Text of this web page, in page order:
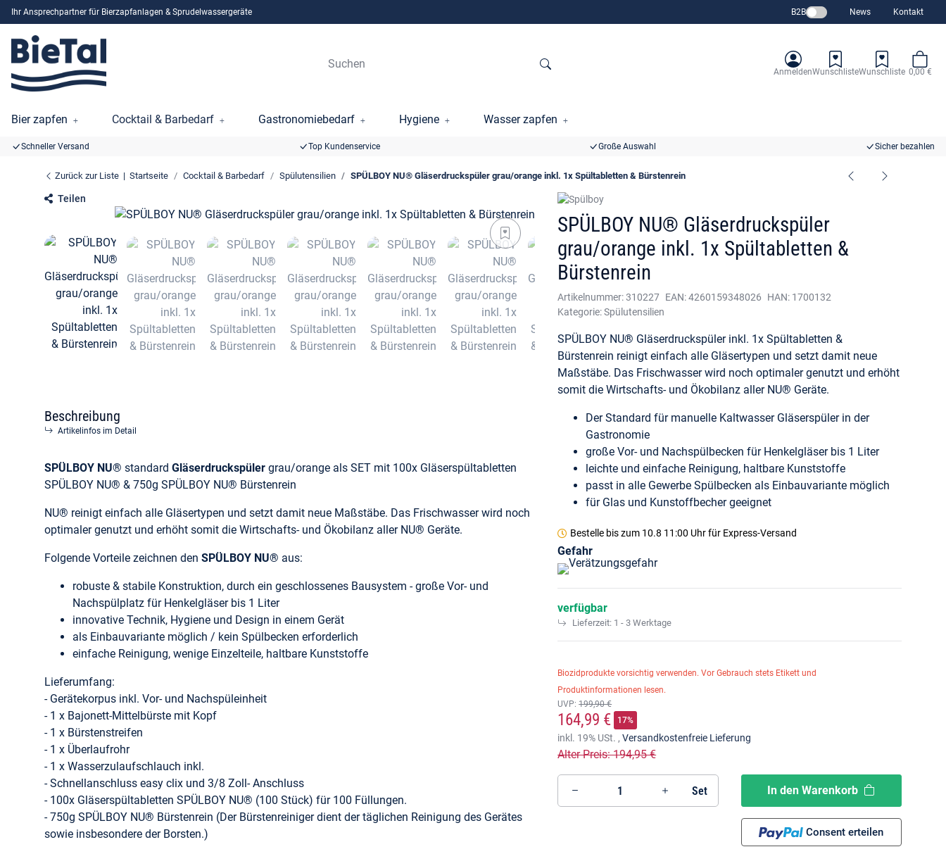
Ihr Ansprechpartner für Bierzapfanlagen & Sprudelwassergeräte B2B News Kontakt
AnmeldenWunschlisteWunschliste 0,00 €
Bier zapfen Cocktail & Barbedarf Gastronomiebedarf Hygiene Wasser zapfen
Schneller Versand Top Kundenservice Große Auswahl Sicher bezahlen
Zurück zur Liste Startseite Cocktail & Barbedarf Spülutensilien SPÜLBOY NU® Gläserdruckspüler grau/orange inkl. 1x Spültabletten & Bürstenrein
SPÜLBOY NU® Gläserdruckspüler
grau/orange inkl. 1x Spültabletten &
Bürstenrein
Artikelnummer:310227 EAN:4260159348026 HAN: 1700132
Kategorie:Spülutensilien
SPÜLBOY NU® Gläserdruckspüler inkl. 1x Spültabletten &
Bürstenrein reinigt einfach alle Gläsertypen und setzt damit neue
Maßstäbe. Das Frischwasser wird noch optimaler genutzt und erhöht
somit die Wirtschafts- und Ökobilanz aller NU® Geräte.
Der Standard für manuelle Kaltwasser Gläserspüler in der
Gastronomie
große Vor- und Nachspülbecken für Henkelgläser bis 1 Liter
leichte und einfache Reinigung, haltbare Kunststoffe
passt in alle Gewerbe Spülbecken als Einbauvariante möglich
für Glas und Kunstoffbecher geeignet
Bestelle biszum 10.8 11:00 Uhrfür Express-Versand
Gefahr
verfügbar
Lieferzeit: 1 - 3 Werktage
Biozidprodukte vorsichtig verwenden. Vor Gebrauch stets Etikett und
Produktinformationen lesen.
UVP:199,90 €
164,99 € 17%
inkl. 19% USt. ,Versandkostenfreie Lieferung
Alter Preis: 194,95 €
Set In den Warenkorb
Consent erteilen
Teilen
Beschreibung
Artikelinfos im Detail
SPÜLBOY NU® standard Gläserdruckspüler grau/orange als SET mit 100x Gläserspültabletten
SPÜLBOY NU® & 750g SPÜLBOY NU® Bürstenrein
NU® reinigt einfach alle Gläsertypen und setzt damit neue Maßstäbe. Das Frischwasser wird noch
optimaler genutzt und erhöht somit die Wirtschafts- und Ökobilanz aller NU® Geräte.
Folgende Vorteile zeichnen den SPÜLBOY NU® aus:
robuste & stabile Konstruktion, durch ein geschlossenes Bausystem - große Vor- und
Nachspülplatz für Henkelgläser bis 1 Liter
innovative Technik, Hygiene und Design in einem Gerät
als Einbauvariante möglich / kein Spülbecken erforderlich
einfache Reinigung, wenige Einzelteile, haltbare Kunststoffe
Lieferumfang:
- Gerätekorpus inkl. Vor- und Nachspüleinheit
- 1 x Bajonett-Mittelbürste mit Kopf
- 1 x Bürstenstreifen
- 1 x Überlaufrohr
- 1 x Wasserzulaufschlauch inkl.
- Schnellanschluss easy clix und 3/8 Zoll- Anschluss
- 100x Gläserspültabletten SPÜLBOY NU® (100 Stück) für 100 Füllungen.
- 750g SPÜLBOY NU® Bürstenrein (Der Bürstenreiniger dient der täglichen Reinigung des Gerätes
sowie insbesondere der Borsten.)